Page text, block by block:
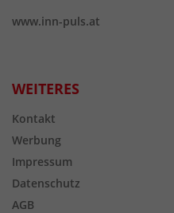
www.inn-puls.at
WEITERES
Kontakt
Werbung
Impressum
Datenschutz
AGB